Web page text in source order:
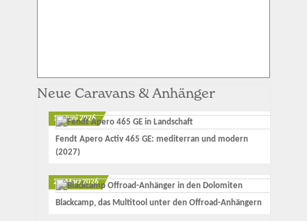
Neue Caravans & Anhänger
12. Juni 2026
Fendt Apero Activ 465 GE: mediterran und modern
(2027)
23. März 2026
Blackcamp, das Multitool unter den Offroad-Anhängern